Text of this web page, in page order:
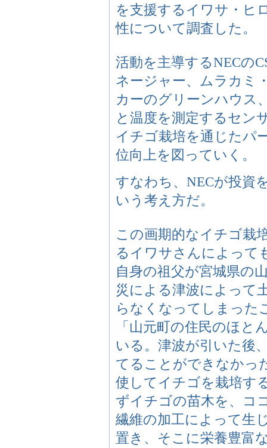
を支援するイワサ・ヒ
性について調査した。
活動を主導するNECの
ネージャー、ムラカミ
カーのグリーンハウス
と温度を測定するセン
イチゴ栽培を通じたパ
位向上を図っていく。
すなわち、NECが投資
いう考え方だ。
この画期的なイチゴ栽
るイワサさんによって
自身の祖父が宮城県の
災による津波によって
らなくなってしまった
「山元町の住民のほと
いる。津波が引いた後
てることができなかっ
使してイチゴを栽培す
ずイチゴの苗木を、コ
繊維の加工によって生
置き、そこに栄養豊富